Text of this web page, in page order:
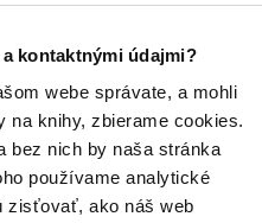
kontaktnými údajmi?
webe správate, a mohli
na knihy, zbierame cookies.
bez nich by naša stránka
používame analytické
zisťovať, ako náš web